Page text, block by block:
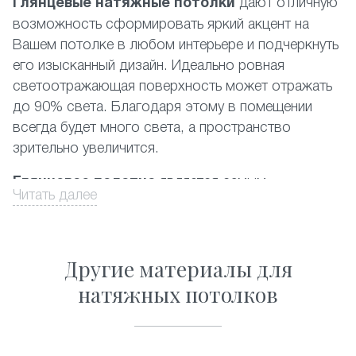
Глянцевые натяжные потолки
дают отличную
возможность сформировать яркий акцент на
Вашем потолке в любом интерьере и подчеркнуть
его изысканный дизайн. Идеально ровная
светоотражающая поверхность может отражать
до 90% света. Благодаря этому в помещении
всегда будет много света, а пространство
зрительно увеличится.
Глянцевое полотно является самым
популярным среди фактур, представленных на
светлые цвета. Производится глянцевый
качества. Данный материал полностью
соответствует существующим экологическим
Читать далее
Другие материалы для
натяжных потолков